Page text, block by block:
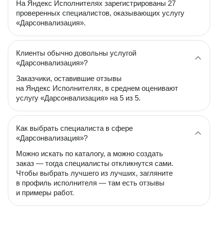
На Яндекс Исполнителях зарегистрированы 27
проверенных специалистов, оказывающих услугу
«Дарсонвализация».
Клиенты обычно довольны услугой
«Дарсонвализация»?
Заказчики, оставившие отзывы
на Яндекс Исполнителях, в среднем оценивают
услугу «Дарсонвализация» на 5 из 5.
Как выбрать специалиста в сфере
«Дарсонвализация»?
Можно искать по каталогу, а можно создать
заказ — тогда специалисты откликнутся сами.
Чтобы выбрать лучшего из лучших, загляните
в профиль исполнителя — там есть отзывы
и примеры работ.